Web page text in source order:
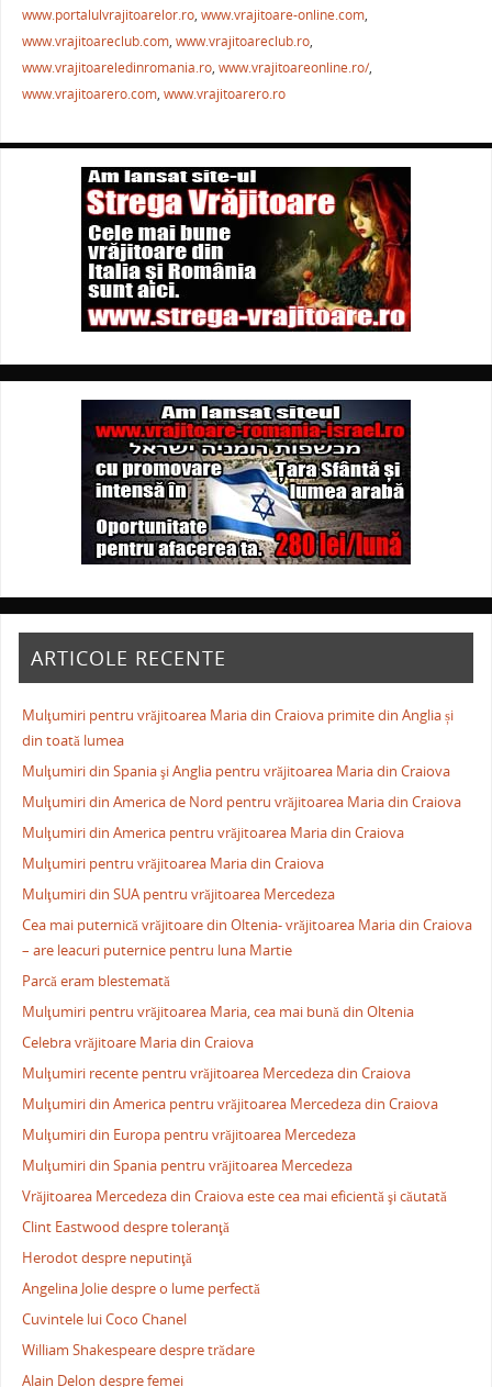
www.portalulvrajitoarelor.ro, www.vrajitoare-online.com,
www.vrajitoareclub.com, www.vrajitoareclub.ro,
www.vrajitoareledinromania.ro, www.vrajitoareonline.ro/,
www.vrajitoarero.com, www.vrajitoarero.ro
ARTICOLE RECENTE
Mulţumiri pentru vrăjitoarea Maria din Craiova primite din Anglia și
din toată lumea
Mulţumiri din Spania şi Anglia pentru vrăjitoarea Maria din Craiova
Mulţumiri din America de Nord pentru vrăjitoarea Maria din Craiova
Mulţumiri din America pentru vrăjitoarea Maria din Craiova
Mulţumiri pentru vrăjitoarea Maria din Craiova
Mulţumiri din SUA pentru vrăjitoarea Mercedeza
Cea mai puternică vrăjitoare din Oltenia- vrăjitoarea Maria din Craiova
– are leacuri puternice pentru luna Martie
Parcă eram blestemată
Mulţumiri pentru vrăjitoarea Maria, cea mai bună din Oltenia
Celebra vrăjitoare Maria din Craiova
Mulţumiri recente pentru vrăjitoarea Mercedeza din Craiova
Mulţumiri din America pentru vrăjitoarea Mercedeza din Craiova
Mulţumiri din Europa pentru vrăjitoarea Mercedeza
Mulţumiri din Spania pentru vrăjitoarea Mercedeza
Vrăjitoarea Mercedeza din Craiova este cea mai eficientă şi căutată
Clint Eastwood despre toleranţă
Herodot despre neputinţă
Angelina Jolie despre o lume perfectă
Cuvintele lui Coco Chanel
William Shakespeare despre trădare
Alain Delon despre femei